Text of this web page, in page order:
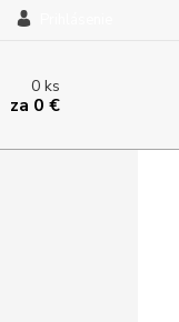
0ks
za 0 €